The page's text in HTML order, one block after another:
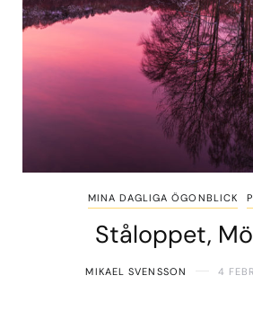
MINA DAGLIGA ÖGONBLICK
Ståloppet,
MIKAEL SVENSSON 4